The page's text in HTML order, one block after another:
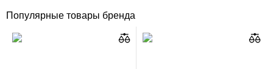
Популярные товары бренда